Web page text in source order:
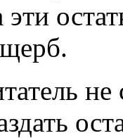
эти
не